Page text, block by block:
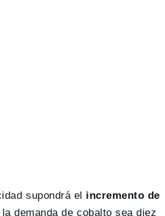
supondrá el incremento de
demanda de cobalto sea diez